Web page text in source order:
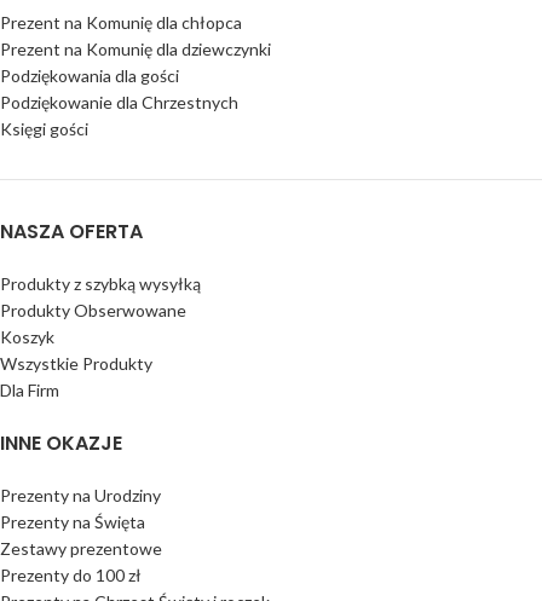
Prezent na Komunię dla chłopca
Prezent na Komunię dla dziewczynki
Podziękowania dla gości
Podziękowanie dla Chrzestnych
Księgi gości
NASZA OFERTA
Produkty z szybką wysyłką
Produkty Obserwowane
Koszyk
Wszystkie Produkty
Dla Firm
INNE OKAZJE
Prezenty na Urodziny
Prezenty na Święta
Zestawy prezentowe
Prezenty do 100 zł